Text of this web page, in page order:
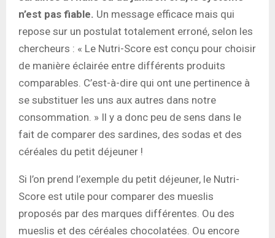
n’est pas fiable. Un message efficace mais qui
repose sur un postulat totalement erroné, selon les
chercheurs : « Le Nutri-Score est conçu pour choisir
de manière éclairée entre différents produits
comparables. C’est-à-dire qui ont une pertinence à
se substituer les uns aux autres dans notre
consommation. » Il y a donc peu de sens dans le
fait de comparer des sardines, des sodas et des
céréales du petit déjeuner !
Si l’on prend l’exemple du petit déjeuner, le Nutri-
Score est utile pour comparer des mueslis
proposés par des marques différentes. Ou des
mueslis et des céréales chocolatées. Ou encore